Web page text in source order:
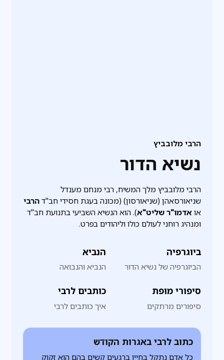
הרבי מלובביץ
נשיא הדור
הרבי מלובביץ מלך המשיח, רבי מנחם מענדל
שניאורסאהן (שניאורסון) (מכונה בעגת חסידי חב"דהרבי
אואדמו"ר שליט"א). הוא הנשיא השביעי בתנועת חב"ד
ומנהיג רוחני לעולם כולו וליהודים בפרט.
ביוגרפיה
הביוגרפיה של נשיא הדור
הנביא
הנביא והנבואה
סיפורי מופת
סיפורים מרתקים
כותבים לרבי
איך כותבים לרבי
כתוב לרבי באגרות הקודש
כל אדם נתקל בחייו ברגעים קשים בהם הוא זקוק